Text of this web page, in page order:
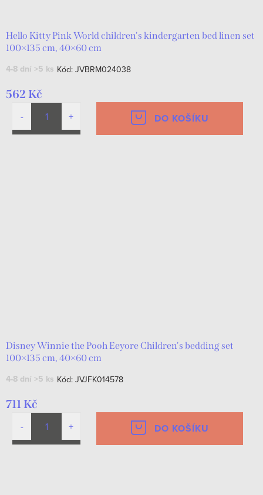
Hello Kitty Pink World children's kindergarten bed linen set
100×135 cm, 40×60 cm
4-8 dní >5 ks Kód: JVBRM024038
562 Kč
DO KOŠÍKU
Disney Winnie the Pooh Eeyore Children's bedding set
100×135 cm, 40×60 cm
4-8 dní >5 ks Kód: JVJFK014578
711 Kč
DO KOŠÍKU